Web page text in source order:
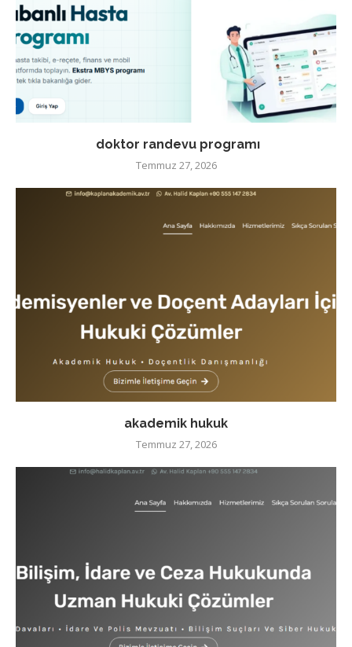
doktor randevu programı
Temmuz 27, 2026
akademik hukuk
Temmuz 27, 2026